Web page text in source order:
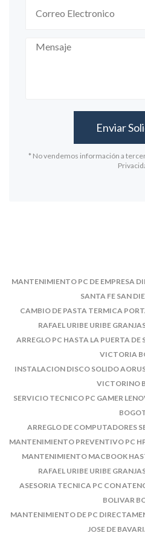
* No vendemos información a
MANTENIMIENTO PC DE EMPRESA
SANTA FE SAN
CAMBIO DE PASTA TERMICA
RAFAEL URIBE URIBE
ARREGLO PC HASTA LA PUERTA DE
VICTORIA
INSTALACION DISCO SOLIDO
VICTORINO
SERVICIO TECNICO PC GAMER
ARREGLO DE COMPUTADORES
MANTENIMIENTO PREVENTIVO PC
MANTENIMIENTO MACBOOK
RAFAEL URIBE URIBE
ASESORIA TECNICA PC CON
BOLIVAR
MANTENIMIENTO DE PC
JOSE DE